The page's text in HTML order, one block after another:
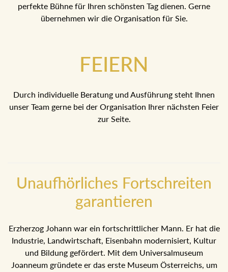
perfekte Bühne für Ihren schönsten Tag dienen. Gerne
übernehmen wir die Organisation für Sie.
FEIERN
Durch individuelle Beratung und Ausführung steht Ihnen
unser Team gerne bei der Organisation Ihrer nächsten Feier
zur Seite.
Unaufhörliches Fortschreiten
garantieren
Erzherzog Johann war ein fortschrittlicher Mann. Er hat die
Industrie, Landwirtschaft, Eisenbahn modernisiert, Kultur
und Bildung gefördert. Mit dem Universalmuseum
Joanneum gründete er das erste Museum Österreichs, um